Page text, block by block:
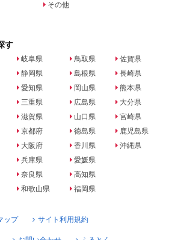
その他
す
岐阜県
静岡県
愛知県
三重県
滋賀県
京都府
大阪府
兵庫県
奈良県
和歌山県
鳥取県
島根県
岡山県
広島県
山口県
徳島県
香川県
愛媛県
高知県
福岡県
佐賀県
長崎県
熊本県
大分県
宮崎県
鹿児島県
沖縄県
ップ サイト利用規約